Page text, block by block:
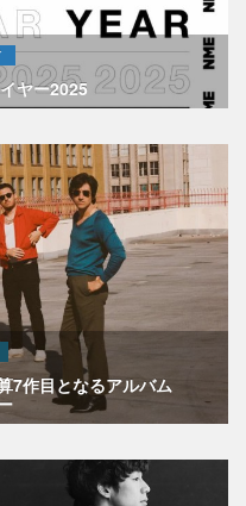
ヤー2025
7作目となるアルバム